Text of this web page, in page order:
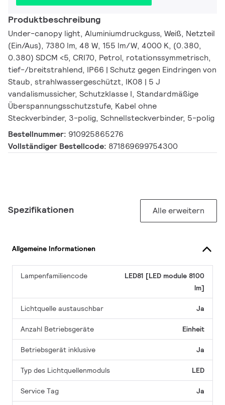
Produktbeschreibung
Under-canopy light, Aluminiumdruckguss, Weiß, Netzteil
(Ein/Aus), 7380 lm, 48 W, 155 lm/W, 4000 K, (0.380,
0.380) SDCM <5, CRI70, Petrol, rotationssymmetrisch,
tief-/breitstrahlend, IP66 | Schutz gegen Eindringen von
Staub, strahlwassergeschützt, IK08 | 5 J
vandalismussicher, Schutzklasse I, Standardmäßige
Überspannungsschutzstufe, Kabel ohne
Steckverbinder, 3-polig, Schnellsteckverbinder, 5-polig
Bestellnummer: 910925865276
Vollständiger Bestellcode: 871869699754300
Spezifikationen Alle erweitern
Allgemeine Informationen
Lampenfamiliencode
LED81 [LED module 8100
lm]
Lichtquelle austauschbar Ja
Anzahl Betriebsgeräte Einheit
Betriebsgerät inklusive Ja
Typ des Lichtquellenmoduls LED
Service Tag Ja